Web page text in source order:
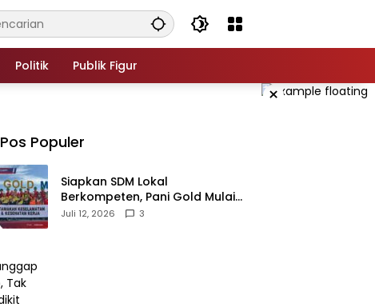
Politik Publik Figur
×
Pos Populer
‎Siapkan SDM Lokal
Berkompeten, Pani Gold Mulai
Kolaborasi dengan Kampus-
Juli 12, 2026 3